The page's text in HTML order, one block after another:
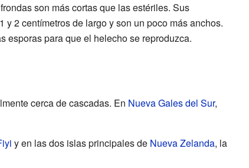
son más cortas que las estériles. Sus
y 2 centímetros de largo y son un poco más anchos.
esporas para que el helecho se reproduzca.
cerca de cascadas. En Nueva Gales del Sur,
y en las dos islas principales de Nueva Zelanda, la